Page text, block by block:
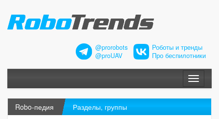
@prorobots
@proUAV
Роботы и тренды
Про беспилотники
Меню
Robo-педия Разделы, группы